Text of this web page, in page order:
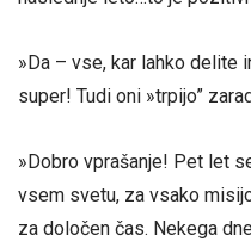
»Da – vse, kar lahko delite
super! Tudi oni »trpijo”
»Dobro vprašanje! Pet let
vsem svetu, za vsako
za določen čas. Nekega